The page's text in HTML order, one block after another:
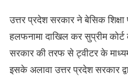
उत्तर प्रदेश सरकार ने बेसिक शिक्षा
हलफनामा दाखिल कर सुप्रीम
सरकार की तरफ से ट्वीटर के
इसके अलावा उत्तर प्रदेश सरकार